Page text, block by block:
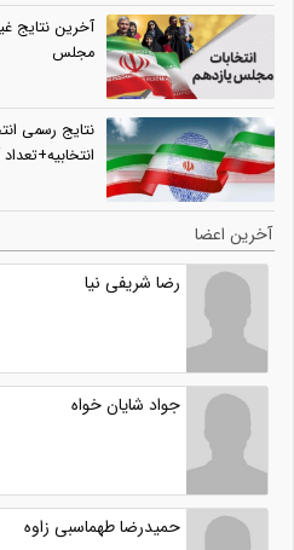
آخرین نتایج
مجلس
نتایج رسمی
انتخابیه+تعداد
آخرین اعضا
رضا شریفی نیا
جواد شایان خواه
حمیدرضا طهماسبی زاوه